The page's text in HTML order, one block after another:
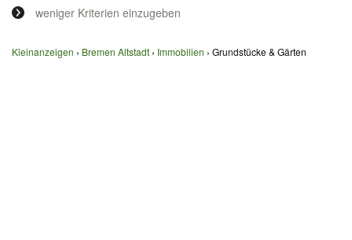
weniger Kriterien einzugeben
Kleinanzeigen Bremen Altstadt Immobilien Grundstücke & Gärten